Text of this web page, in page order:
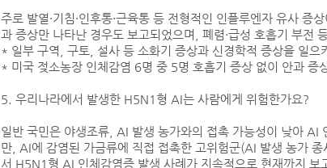
주로 발열·기침·인후통·근육통 등 전형적인 인플루엔자 유사 증
과 증상만 나타난 경우도 보고되었으며, 폐렴·급성 호흡기 부전
* 일부 구역, 구토, 설사 등 소화기 증상과 신경학적 증상을 일으
* 미국 젖소농장 인체감염 6명 중 5명 호흡기 증상 없이 안과 증
5. 우리나라에서 발생한 H5N1형 AI는 사람에게 위험한가요?
일반 국민은 야생조류, AI 발생 농가와의 접촉 가능성이 낮아 AI
만, AI에 감염된 가금류에 직접 접촉한 고위험군(AI 발생 농가
서 H5N1형 AI 인체감염증 발생 사례가 지속적으로 현재까지 보